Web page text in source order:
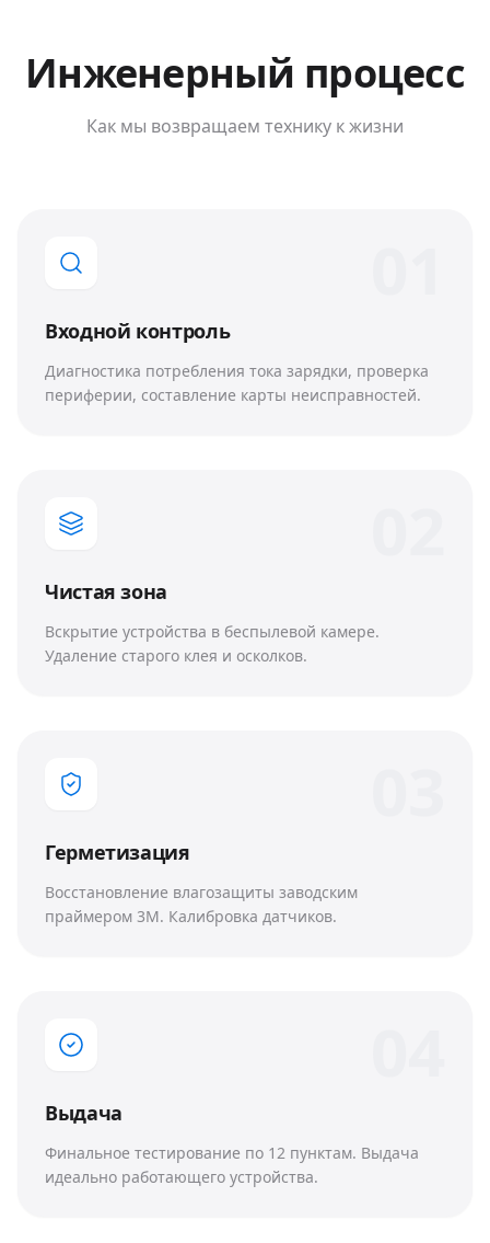
Инженерный процесс
Как мы возвращаем технику к жизни
Входной контроль
Диагностика потребления тока зарядки, проверка
периферии, составление карты неисправностей.
Чистая зона
Вскрытие устройства в беспылевой камере.
Удаление старого клея и осколков.
Герметизация
Восстановление влагозащиты заводским
праймером 3M. Калибровка датчиков.
Выдача
Финальное тестирование по 12 пунктам. Выдача
идеально работающего устройства.